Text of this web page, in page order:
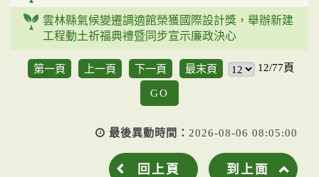
雲林縣氣候變遷調適館榮獲國際設計獎，舉辦新建
工程動土祈福典禮暨同步宣示廉政決心
第一頁 上一頁 下一頁 最末頁
12/77頁
GO
最後異動時間： 2026-08-06 08:05:00
回上頁 到上面